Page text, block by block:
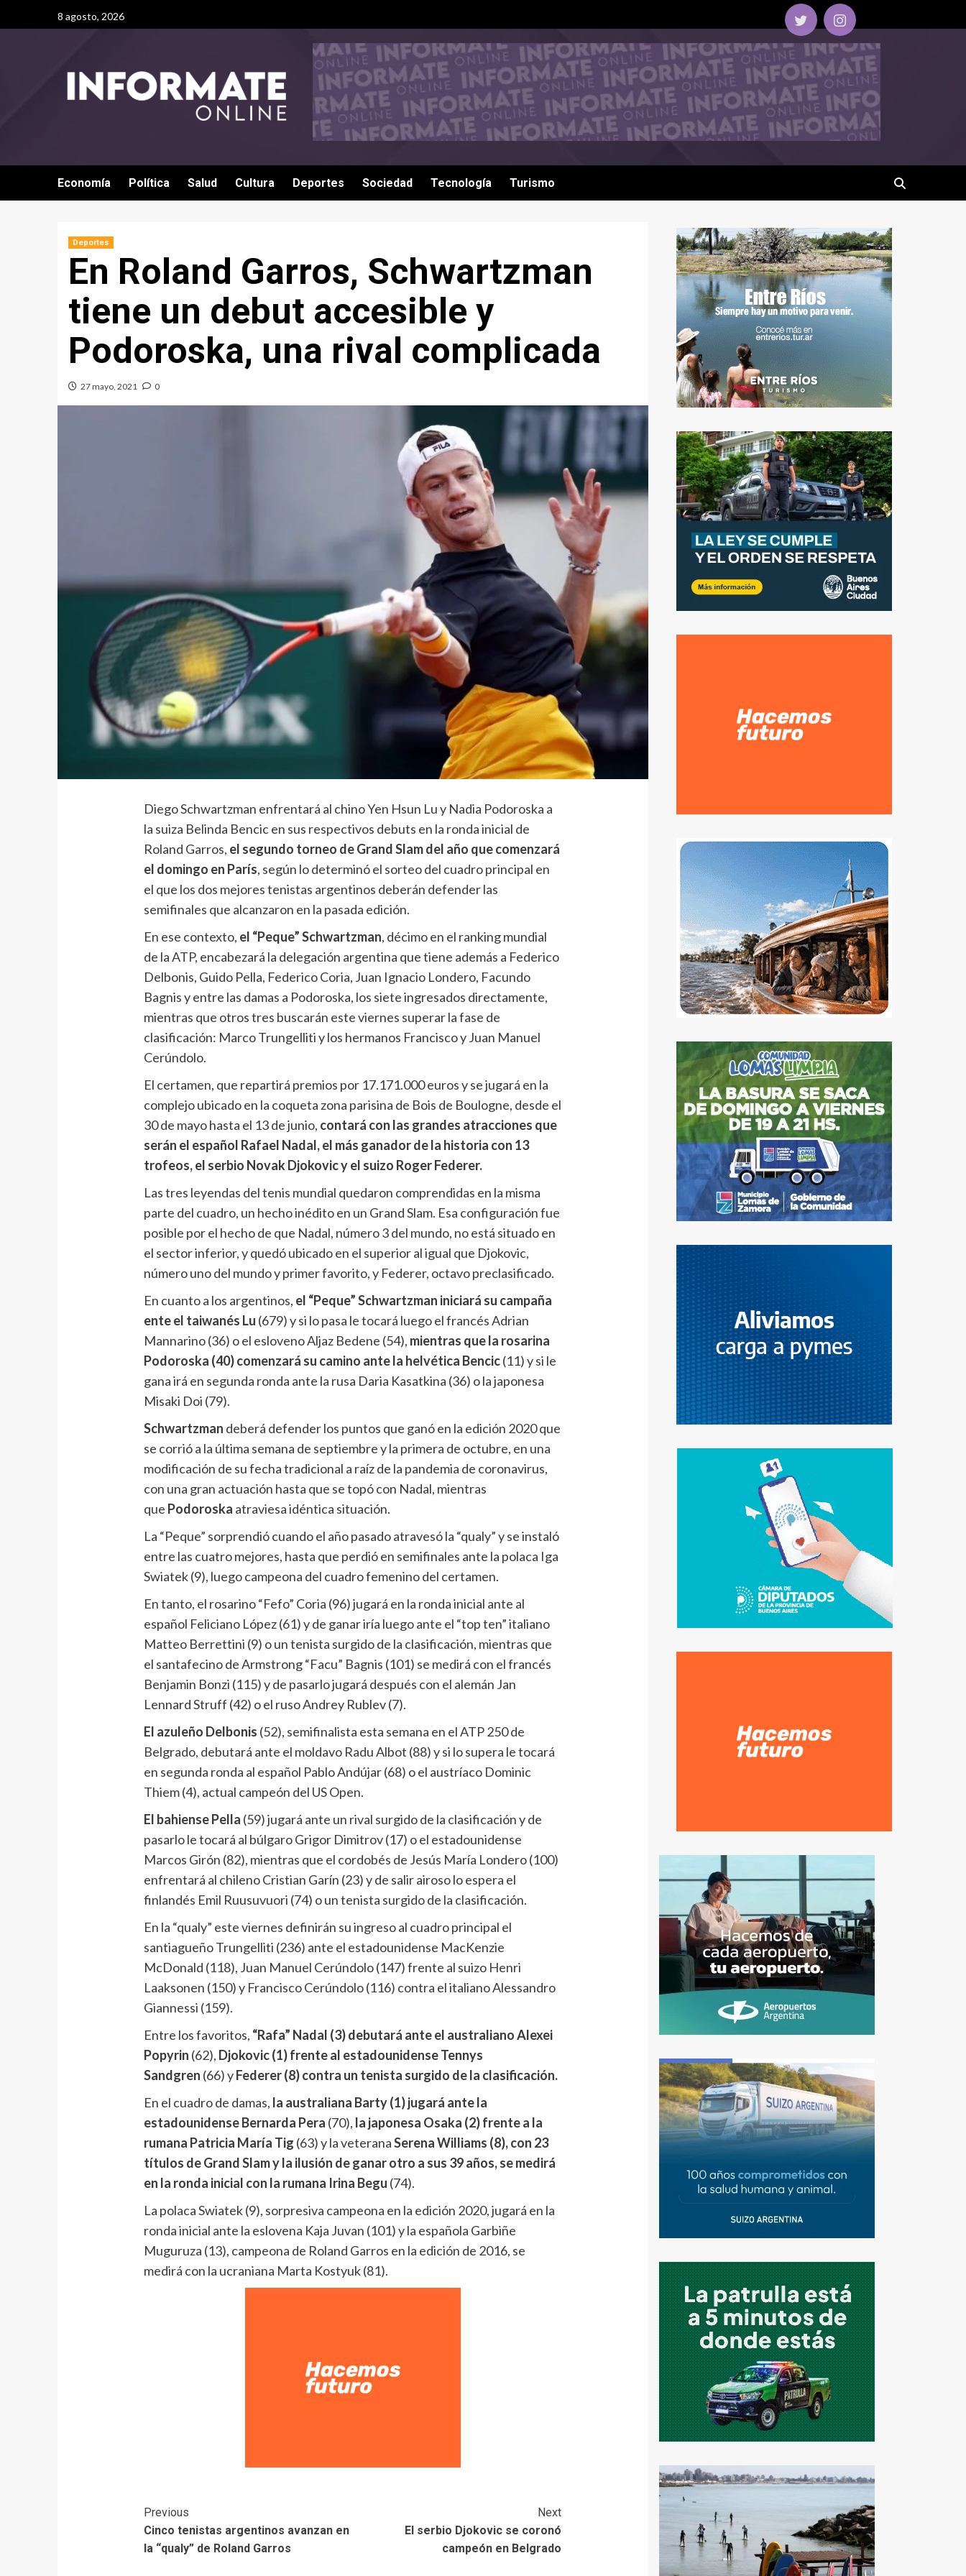
8 agosto, 2026
Economía Política Salud Cultura Deportes Sociedad Tecnología Turismo
Deportes
En Roland Garros, Schwartzman
tiene un debut accesible y
Podoroska, una rival complicada
27 mayo, 2021 0
Diego Schwartzman enfrentará al chino Yen Hsun Lu y Nadia Podoroska a
la suiza Belinda Bencic en sus respectivos debuts en la ronda inicial de
Roland Garros, el segundo torneo de Grand Slam del año que comenzará
el domingo en París, según lo determinó el sorteo del cuadro principal en
el que los dos mejores tenistas argentinos deberán defender las
semifinales que alcanzaron en la pasada edición.
En ese contexto, el “Peque” Schwartzman, décimo en el ranking mundial
de la ATP, encabezará la delegación argentina que tiene además a Federico
Delbonis, Guido Pella, Federico Coria, Juan Ignacio Londero, Facundo
Bagnis y entre las damas a Podoroska, los siete ingresados directamente,
mientras que otros tres buscarán este viernes superar la fase de
clasificación: Marco Trungelliti y los hermanos Francisco y Juan Manuel
Cerúndolo.
El certamen, que repartirá premios por 17.171.000 euros y se jugará en la
complejo ubicado en la coqueta zona parisina de Bois de Boulogne, desde el
30 de mayo hasta el 13 de junio, contará con las grandes atracciones que
serán el español Rafael Nadal, el más ganador de la historia con 13
trofeos, el serbio Novak Djokovic y el suizo Roger Federer.
Las tres leyendas del tenis mundial quedaron comprendidas en la misma
parte del cuadro, un hecho inédito en un Grand Slam. Esa configuración fue
posible por el hecho de que Nadal, número 3 del mundo, no está situado en
el sector inferior, y quedó ubicado en el superior al igual que Djokovic,
número uno del mundo y primer favorito, y Federer, octavo preclasificado.
En cuanto a los argentinos, el “Peque” Schwartzman iniciará su campaña
ente el taiwanés Lu (679) y si lo pasa le tocará luego el francés Adrian
Mannarino (36) o el esloveno Aljaz Bedene (54), mientras que la rosarina
Podoroska (40) comenzará su camino ante la helvética Bencic(11) y si le
gana irá en segunda ronda ante la rusa Daria Kasatkina (36) o la japonesa
Misaki Doi (79).
Schwartzman deberá defender los puntos que ganó en la edición 2020 que
se corrió a la última semana de septiembre y la primera de octubre, en una
modificación de su fecha tradicional a raíz de la pandemia de coronavirus,
con una gran actuación hasta que se topó con Nadal, mientras
que Podoroska atraviesa idéntica situación.
La “Peque” sorprendió cuando el año pasado atravesó la “qualy” y se instaló
entre las cuatro mejores, hasta que perdió en semifinales ante la polaca Iga
Swiatek (9), luego campeona del cuadro femenino del certamen.
En tanto, el rosarino “Fefo” Coria (96) jugará en la ronda inicial ante al
español Feliciano López (61) y de ganar iría luego ante el “top ten” italiano
Matteo Berrettini (9) o un tenista surgido de la clasificación, mientras que
el santafecino de Armstrong “Facu” Bagnis (101) se medirá con el francés
Benjamin Bonzi (115) y de pasarlo jugará después con el alemán Jan
Lennard Struff (42) o el ruso Andrey Rublev (7).
El azuleño Delbonis (52), semifinalista esta semana en el ATP 250 de
Belgrado, debutará ante el moldavo Radu Albot (88) y si lo supera le tocará
en segunda ronda al español Pablo Andújar (68) o el austríaco Dominic
Thiem (4), actual campeón del US Open.
El bahiense Pella (59) jugará ante un rival surgido de la clasificación y de
pasarlo le tocará al búlgaro Grigor Dimitrov (17) o el estadounidense
Marcos Girón (82), mientras que el cordobés de Jesús María Londero (100)
enfrentará al chileno Cristian Garín (23) y de salir airoso lo espera el
finlandés Emil Ruusuvuori (74) o un tenista surgido de la clasificación.
En la “qualy” este viernes definirán su ingreso al cuadro principal el
santiagueño Trungelliti (236) ante el estadounidense MacKenzie
McDonald (118), Juan Manuel Cerúndolo (147) frente al suizo Henri
Laaksonen (150) y Francisco Cerúndolo (116) contra el italiano Alessandro
Giannessi (159).
Entre los favoritos, “Rafa” Nadal (3) debutará ante el australiano Alexei
Popyrin (62), Djokovic (1) frente al estadounidense Tennys
Sandgren (66) yFederer (8) contra un tenista surgido de la clasificación.
En el cuadro de damas, la australiana Barty (1) jugará ante la
estadounidense Bernarda Pera (70), la japonesa Osaka (2) frente a la
rumana Patricia María Tig (63) y la veteranaSerena Williams (8), con 23
títulos de Grand Slam y la ilusión de ganar otro a sus 39 años, se medirá
en la ronda inicial con la rumana Irina Begu (74).
La polaca Swiatek (9), sorpresiva campeona en la edición 2020, jugará en la
ronda inicial ante la eslovena Kaja Juvan (101) y la española Garbiñe
Muguruza (13), campeona de Roland Garros en la edición de 2016, se
medirá con la ucraniana Marta Kostyuk (81).
Previous
Cinco tenistas argentinos avanzan en
la “qualy” de Roland Garros
Next
El serbio Djokovic se coronó
campeón en Belgrado